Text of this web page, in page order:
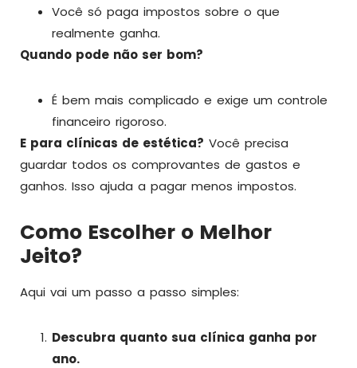
Você só paga impostos sobre o que
realmente ganha.
Quando pode não ser bom?
É bem mais complicado e exige um controle
financeiro rigoroso.
E para clínicas de estética? Você precisa
guardar todos os comprovantes de gastos e
ganhos. Isso ajuda a pagar menos impostos.
Como Escolher o Melhor
Jeito?
Aqui vai um passo a passo simples:
Descubra quanto sua clínica ganha por
ano.